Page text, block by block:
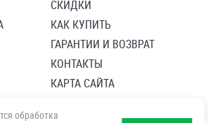
СКИДКИ
КАК КУПИТЬ
ГАРАНТИИ И ВОЗВРАТ
КОНТАКТЫ
КАРТА САЙТА
персональных данных
обработка